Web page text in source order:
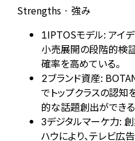
Strengths · 強み
1IPTOSモデル: ア
小売展開の段階的検
確率を高めている。
2ブランド資産:
でトップクラスの認知
的な話題創出ができる
3デジタルマーケ力:
ハウにより、テレビ広